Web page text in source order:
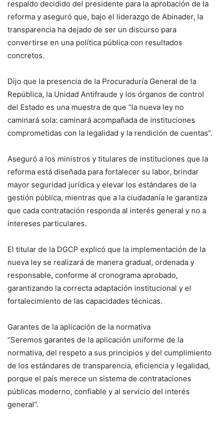
respaldo decidido del presidente para la aprobación de la
reforma y aseguró que, bajo el liderazgo de Abinader, la
transparencia ha dejado de ser un discurso para
convertirse en una política pública con resultados
concretos.
Dijo que la presencia de la Procuraduría General de la
República, la Unidad Antifraude y los órganos de control
del Estado es una muestra de que “la nueva ley no
caminará sola: caminará acompañada de instituciones
comprometidas con la legalidad y la rendición de cuentas”.
Aseguró a los ministros y titulares de instituciones que la
reforma está diseñada para fortalecer su labor, brindar
mayor seguridad jurídica y elevar los estándares de la
gestión pública, mientras que a la ciudadanía le garantiza
que cada contratación responda al interés general y no a
intereses particulares.
El titular de la DGCP explicó que la implementación de la
nueva ley se realizará de manera gradual, ordenada y
responsable, conforme al cronograma aprobado,
garantizando la correcta adaptación institucional y el
fortalecimiento de las capacidades técnicas.
Garantes de la aplicación de la normativa
“Seremos garantes de la aplicación uniforme de la
normativa, del respeto a sus principios y del cumplimiento
de los estándares de transparencia, eficiencia y legalidad,
porque el país merece un sistema de contrataciones
públicas moderno, confiable y al servicio del interés
general”.